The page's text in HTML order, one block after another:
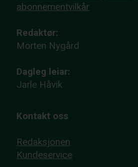
abonnementvilkår
Redaktør:
Morten Nygård
Dagleg leiar:
Jarle Håvik
Kontakt oss
Redaksjonen
Kundeservice